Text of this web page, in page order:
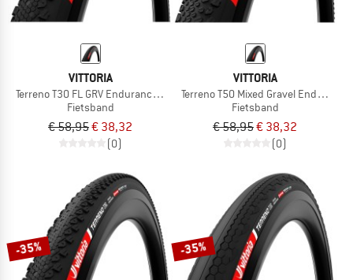
VITTORIA
Terreno T30 FL GRV Endurance 28'' (50-622) Fold.
Fietsband
€ 58,95€ 38,32
(0)
VITTORIA
Terreno T50 Mixed Gravel End.
Fietsband
€ 58,95€ 38,32
(0)
-35% -35%